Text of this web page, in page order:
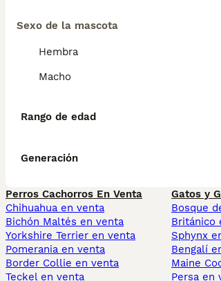
Sexo de la mascota
Hembra
Macho
Rango de edad
Generación
Perros Cachorros En Venta
Chihuahua en venta
Bichón Maltés en venta
Yorkshire Terrier en venta
Pomerania en venta
Border Collie en venta
Teckel en venta
Gatos y
Bosque
Británico
Sphynx
Bengalí
Maine
Persa en